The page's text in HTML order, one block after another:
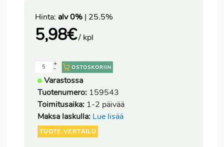
Hinta: alv 0% | 25.5%
5,98€/ kpl
-
+
Varastossa
Tuotenumero: 159543
Toimitusaika: 1-2 päivää
Maksa laskulla: Lue lisää
TUOTE VERTAILU